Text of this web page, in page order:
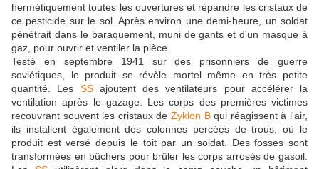
hermétiquement toutes les ouvertures et répandre les cristaux de
ce pesticide sur le sol. Après environ une demi-heure, un soldat
pénétrait dans le baraquement, muni de gants et d'un masque à
gaz, pour ouvrir et ventiler la pièce.
Testé en septembre 1941 sur des prisonniers de guerre
soviétiques, le produit se révèle mortel même en très petite
quantité. Les SSajoutent des ventilateurs pour accélérer la
ventilation après le gazage. Les corps des premières victimes
recouvrant souvent les cristaux de Zyklon Bqui réagissent à l'air,
ils installent également des colonnes percées de trous, où le
produit est versé depuis le toit par un soldat. Des fosses sont
transformées en bûchers pour brûler les corps arrosés de gasoil.